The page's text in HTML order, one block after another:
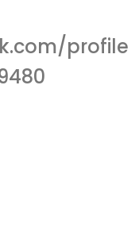
profile